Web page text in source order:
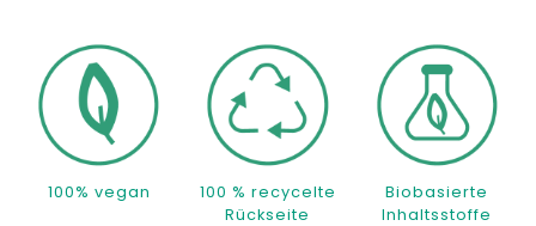
100% vegan
100 % recycelte
Rückseite
Biobasierte
Inhaltsstoffe